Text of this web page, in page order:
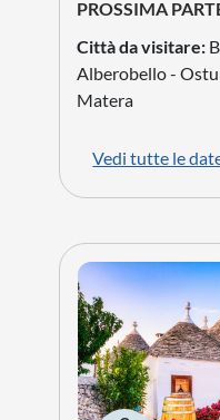
5
GIORNI
Tour
Adige e
Città da visitare:
Caldaro - Bolzano
Bressanone - Val
Lago di Carezza -